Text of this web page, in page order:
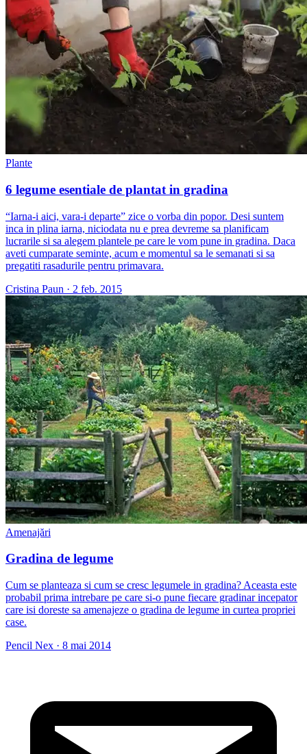
Plante
6 legume esentiale de plantat in gradina
“Iarna-i aici, vara-i departe” zice o vorba din popor. Desi suntem
inca in plina iarna, niciodata nu e prea devreme sa planificam
lucrarile si sa alegem plantele pe care le vom pune in gradina. Daca
aveti cumparate seminte, acum e momentul sa le semanati si sa
pregatiti rasadurile pentru primavara.
Cristina Paun · 2 feb. 2015
Amenajări
Gradina de legume
Cum se planteaza si cum se cresc legumele in gradina? Aceasta este
probabil prima intrebare pe care si-o pune fiecare gradinar incepator
care isi doreste sa amenajeze o gradina de legume in curtea propriei
case.
Pencil Nex · 8 mai 2014